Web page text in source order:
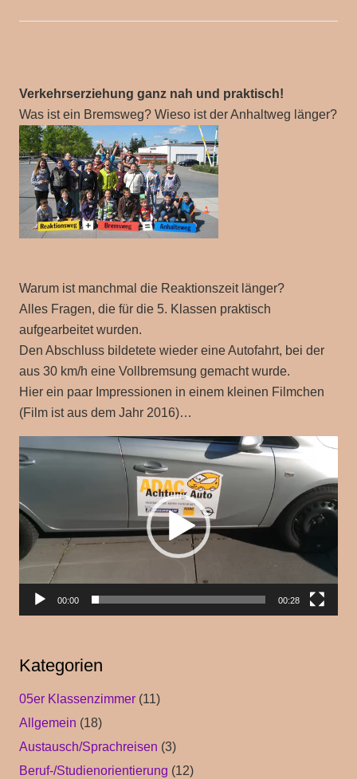
Verkehrserziehung ganz nah und praktisch!
Was ist ein Bremsweg? Wieso ist der Anhaltweg länger?
Warum ist manchmal die Reaktionszeit länger?
Alles Fragen, die für die 5. Klassen praktisch
aufgearbeitet wurden.
Den Abschluss bildetete wieder eine Autofahrt, bei der
aus 30 km/h eine Vollbremsung gemacht wurde.
Hier ein paar Impressionen in einem kleinen Filmchen
(Film ist aus dem Jahr 2016)…
Video-
Player
00:00 00:28
Kategorien
05er Klassenzimmer (11)
Allgemein (18)
Austausch/Sprachreisen (3)
Beruf-/Studienorientierung (12)